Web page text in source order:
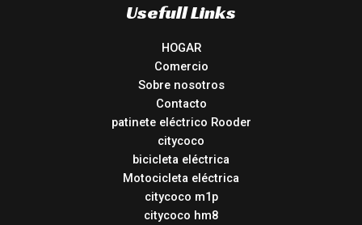
Usefull Links
HOGAR
Comercio
Sobre nosotros
Contacto
patinete eléctrico Rooder
citycoco
bicicleta eléctrica
Motocicleta eléctrica
citycoco m1p
citycoco hm8